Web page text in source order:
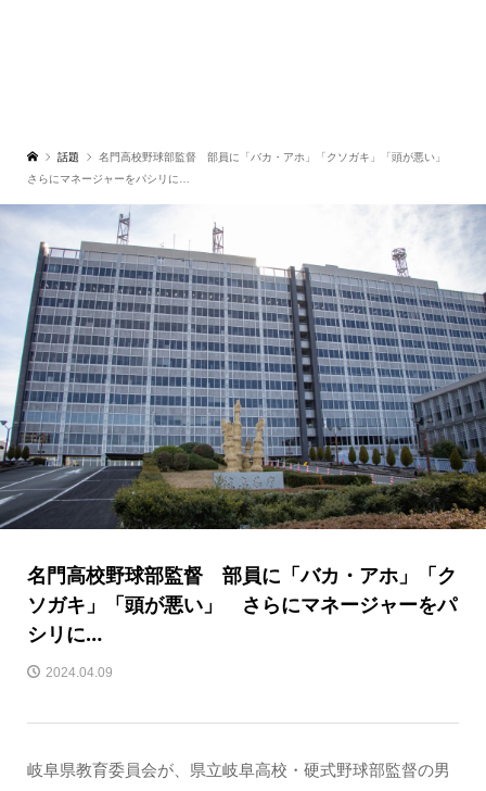
話題
名門高校野球部監督 部員に「バカ・アホ」「クソガキ」「頭が悪い」
さらにマネージャーをパシリに…
名門高校野球部監督 部員に「バカ・アホ」「ク
ソガキ」「頭が悪い」 さらにマネージャーをパ
シリに…
2024.04.09
岐阜県教育委員会が、県立岐阜高校・硬式野球部監督の男